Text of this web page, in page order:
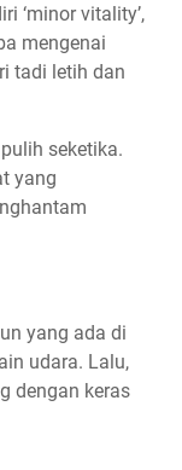
‘minor vitality’,
mengenai
tadi letih dan
seketika.
yang
yang ada di
udara. Lalu,
dengan keras